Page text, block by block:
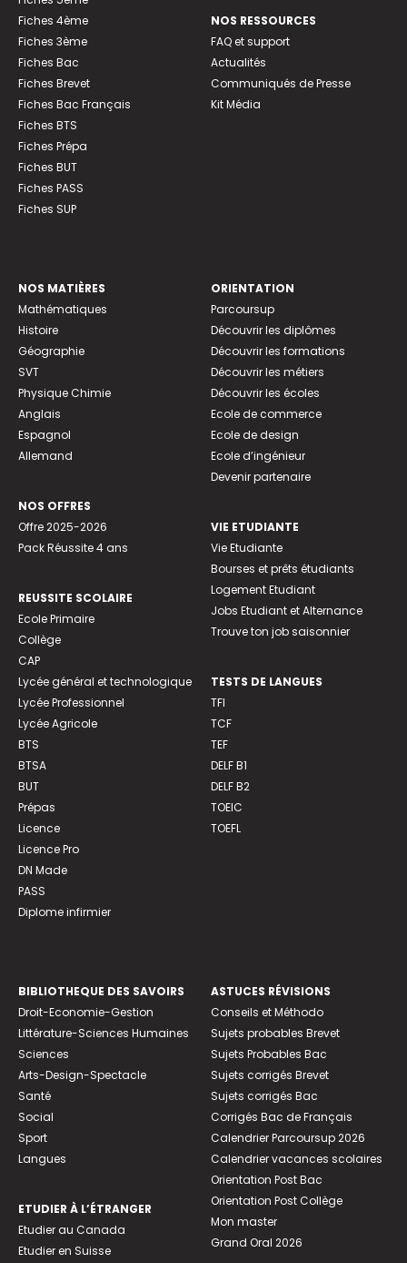
Fiches 4ème
Fiches 3ème
Fiches Bac
Fiches Brevet
Fiches Bac Français
Fiches BTS
Fiches Prépa
Fiches BUT
Fiches PASS
Fiches SUP
NOS RESSOURCES
FAQ et support
Actualités
Communiqués de Presse
Kit Média
NOS MATIÈRES
Mathématiques
Histoire
Géographie
SVT
Physique Chimie
Anglais
Espagnol
Allemand
NOS OFFRES
Offre 2025-2026
Pack Réussite 4 ans
REUSSITE SCOLAIRE
Ecole Primaire
Collège
CAP
Lycée général et technologique
Lycée Professionnel
Lycée Agricole
BTS
BTSA
BUT
Prépas
Licence
Licence Pro
DN Made
PASS
Diplome infirmier
ORIENTATION
Parcoursup
Découvrir les diplômes
Découvrir les formations
Découvrir les métiers
Découvrir les écoles
Ecole de commerce
Ecole de design
Ecole d’ingénieur
Devenir partenaire
VIE ETUDIANTE
Vie Etudiante
Bourses et prêts étudiants
Logement Etudiant
Jobs Etudiant et Alternance
Trouve ton job saisonnier
TESTS DE LANGUES
TFI
TCF
TEF
DELF B1
DELF B2
TOEIC
TOEFL
BIBLIOTHEQUE DES SAVOIRS
Droit-Economie-Gestion
Littérature-Sciences Humaines
Sciences
Arts-Design-Spectacle
Santé
Social
Sport
Langues
ETUDIER À L’ÉTRANGER
Etudier au Canada
Etudier en Suisse
ASTUCES RÉVISIONS
Conseils et Méthodo
Sujets probables Brevet
Sujets Probables Bac
Sujets corrigés Brevet
Sujets corrigés Bac
Corrigés Bac de Français
Calendrier Parcoursup 2026
Calendrier vacances scolaires
Orientation Post Bac
Orientation Post Collège
Mon master
Grand Oral 2026